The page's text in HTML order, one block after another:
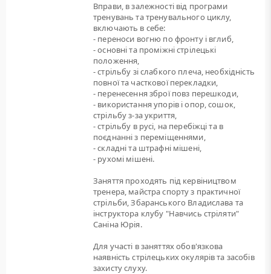
Вправи, в залежності від програми
тренувань та тренувального циклу,
включають в себе:
- переноси вогню по фронту і вглиб,
- основні та проміжні стрілецькі
положення,
- стрільбу зі слабкого плеча, необхідність
повної та часткової перекладки,
- перенесення зброї повз перешкоди,
- використання упорів і опор, сошок,
стрільбу з-за укриття,
- стрільбу в русі, на перебіжці та в
поєднанні з переміщеннями,
- складні та штрафні мішені,
- рухомі мішені.
Заняття проходять під кервіництвом
тренера, майстра спорту з практичної
стрільби, Збаранського Владислава та
інструктора клубу "Навчись стріляти"
Саніна Юрія.
Для участі в заняттях обов'язкова
наявність стрілецьких окулярів та засобів
захисту слуху.